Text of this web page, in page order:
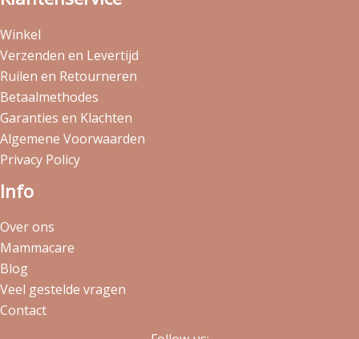
Winkel
Verzenden en Levertijd
Ruilen en Retourneren
Betaalmethodes
Garanties en Klachten
Algemene Voorwaarden
Privacy Policy
Info
Over ons
Mammacare
Blog
Veel gestelde vragen
Contact